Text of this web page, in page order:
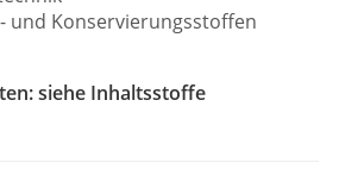
und Konservierungsstoffen
siehe Inhaltsstoffe